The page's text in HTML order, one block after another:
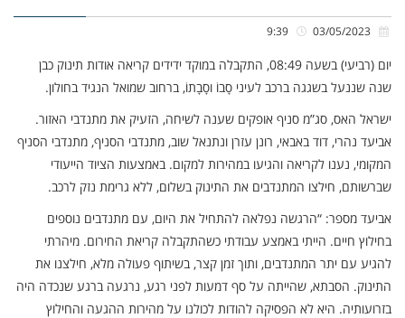
יום (רביעי) בשעה 08:49, התקבלה במוקד ידידים קריאה אודות תינוק כבן
שנה שננעל בשגגה ברכב לעיני סָבוֹ וסָבָתוֹ, ברחוב שמואל הנגיד בחולון.
ישראל האס, סג”מ סניף אופקים שענה לשיחה, הזעיק את מתנדבי האזור.
אביעד נהרי, דוד באבאי, רונן עזרן ונתנאל שוב, מתנדבי הסניף, מתנדבי הסניף
המקומי, נענו לקריאה והגיעו במהירות למקום. באמצעות הציוד הייעודי
שברשותם, חילצו המתנדבים את התינוק בשלום, ללא גרימת נזק לרכב.
אביעד מספר: “הרגשה נפלאה להתחיל את היום, עם מתנדבים נוספים
בחילוץ חיים. הייתי באמצע עבודתי כשהתקבלה קריאת החירום. מיהרתי
להגיע עם יתר המתנדבים, ותוך זמן קצר, בשיתוף פעולה מלא, חילצנו את
התינוק. הסבתא, שהייתה על סף דמעות לפני רגע, נרגעה ברגע שנכדה היה
בזרועותיה. היא לא הפסיקה להודות לכולנו על מהירות ההגעה והחילוץ